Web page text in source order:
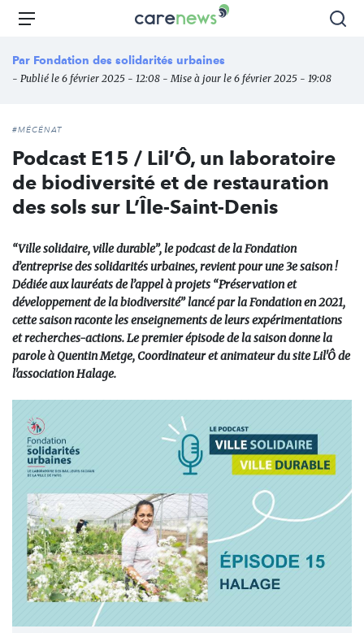
Aller
principal
Carenews,
média
des
Menu
Par Fondation des solidarités urbaines
- Publié le 6 février 2025 - 12:08 - Mise à jour le 6 février 2025 - 19:08
#MÉCÉNAT
Podcast E15 / Lil’Ô, un laboratoire
de biodiversité et de restauration
des sols sur L’Île-Saint-Denis
“Ville solidaire, ville durable”, le podcast de la Fondation
d’entreprise des solidarités urbaines, revient pour une 3e saison !
Dédiée aux lauréats de l’appel à projets “Préservation et
développement de la biodiversité” lancé par la Fondation en 2021,
cette saison raconte les enseignements de leurs expérimentations
et recherches-actions. Le premier épisode de la saison donne la
parole à Quentin Metge, Coordinateur et animateur du site Lil'Ô de
l'association Halage.